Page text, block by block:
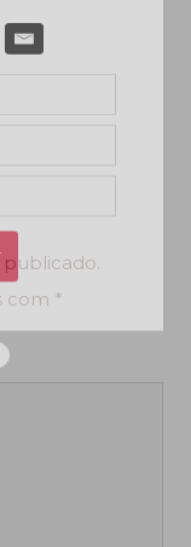
com *